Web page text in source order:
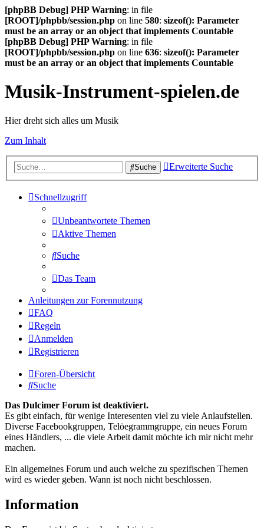
[phpBB Debug] PHP Warning: in file
[ROOT]/phpbb/session.php on line 580: sizeof(): Parameter
must be an array or an object that implements Countable
[phpBB Debug] PHP Warning: in file
[ROOT]/phpbb/session.php on line 636: sizeof(): Parameter
must be an array or an object that implements Countable
Musik-Instrument-spielen.de
Hier dreht sich alles um Musik
Zum Inhalt
Suche Erweiterte Suche
Schnellzugriff
Unbeantwortete Themen
Aktive Themen
Suche
Das Team
Anleitungen zur Forennutzung
FAQ
Regeln
Anmelden
Registrieren
Foren-Übersicht
Suche
Das Dulcimer Forum ist deaktiviert.
Es gibt einfach, für wenige Interesenten viel zu viele Anlaufstellen.
Diverse Facebookgruppen, Telöegrammgruppe, ein neues Forum
eines Händlers, ... die viele Arbeit damit möchte ich mir nicht mehr
machen.
Ein allgemeines Forum und auch welche zu spezifischen Themen
wird es wieder geben. Wann ist noch nicht beschlossen.
Information